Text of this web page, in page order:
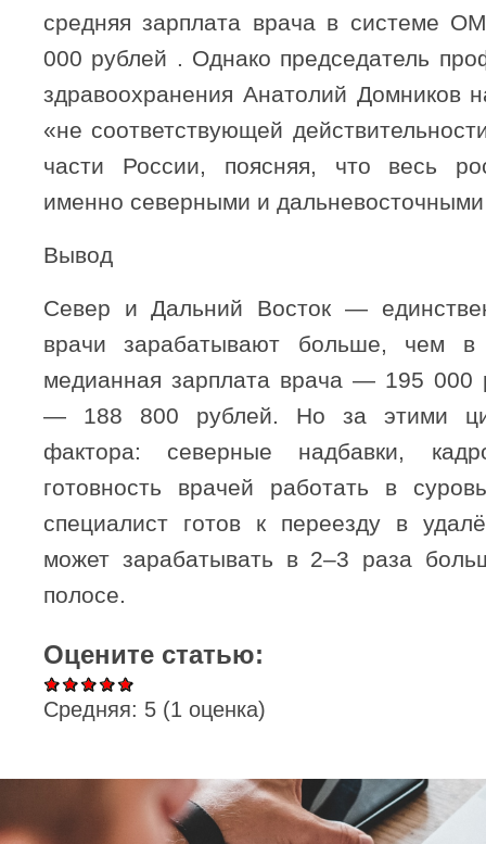
средняя зарплата врача в системе
000 рублей . Однако председатель
здравоохранения Анатолий Домников
«не соответствующей
части России, поясняя, что весь
именно северными и
Вывод
Север и Дальний Восток —
врачи зарабатывают больше, чем
медианная зарплата врача — 195 000
— 188 800 рублей. Но за этими
фактора: северные надбавки,
готовность врачей работать в
специалист готов к переезду в
может зарабатывать в 2–3 раза
полосе.
Оцените статью:
Средняя: 5 (1 оценка)